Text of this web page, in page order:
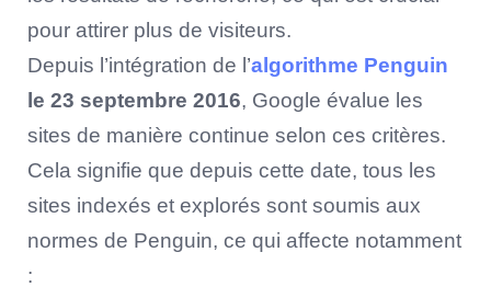
pour attirer plus de visiteurs.
Depuis l’intégration de l’algorithme Penguin
le 23 septembre 2016, Google évalue les
sites de manière continue selon ces critères.
Cela signifie que depuis cette date, tous les
sites indexés et explorés sont soumis aux
normes de Penguin, ce qui affecte notamment
: